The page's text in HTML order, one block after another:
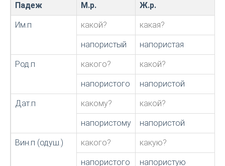
Падеж М.р. Ж.р.
Им.п какой? какая?
напористый напористая
Род.п какого? какой?
напористого напористой
Дат.п какому? какой?
напористому напористой
Вин.п (одуш.) какого? какую?
напористого напористую